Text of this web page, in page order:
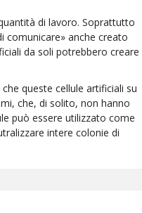
di lavoro. Soprattutto
comunicare» anche creato
da soli potrebbero creare
queste cellule artificiali su
che, di solito, non hanno
può essere utilizzato come
intere colonie di